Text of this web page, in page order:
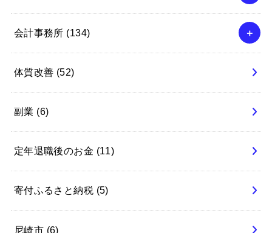
会計事務所 (134)
体質改善 (52)
副業 (6)
定年退職後のお金 (11)
寄付ふるさと納税 (5)
尼崎市 (6)